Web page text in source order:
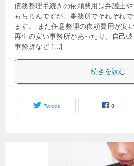
債務整理手続きの依頼費用は弁護士
もちろんですが、事務所でそれぞれ
ます。 また任意整理の依頼費用が安
再生の安い事務所があったり、自己
事務所など […]
続きを読む
Tweet 0